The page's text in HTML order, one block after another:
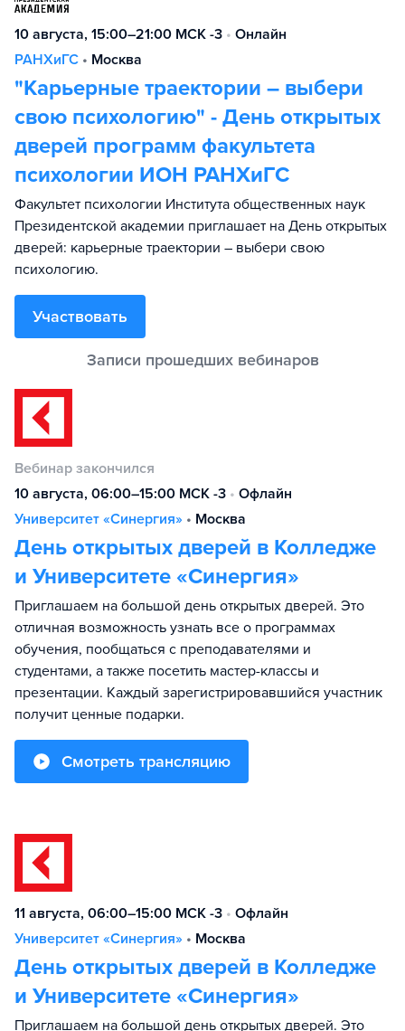
10 августа, 15:00–21:00 МСК -3 • Онлайн
РАНХиГС • Москва
"Карьерные траектории – выбери
свою психологию" - День открытых
дверей программ факультета
психологии ИОН РАНХиГС
Факультет психологии Института общественных наук
Президентской академии приглашает на День открытых
дверей: карьерные траектории – выбери свою
психологию.
Участвовать
Вебинар закончился
10 августа, 06:00–15:00 МСК -3 • Офлайн
Университет «Синергия» • Москва
День открытых дверей в Колледже
и Университете «Синергия»
Приглашаем на большой день открытых дверей. Это
отличная возможность узнать все о программах
обучения, пообщаться с преподавателями и
студентами, а также посетить мастер-классы и
презентации. Каждый зарегистрировавшийся участник
получит ценные подарки.
Смотреть трансляцию
11 августа, 06:00–15:00 МСК -3 • Офлайн
Университет «Синергия» • Москва
День открытых дверей в Колледже
и Университете «Синергия»
Приглашаем на большой день открытых дверей. Это